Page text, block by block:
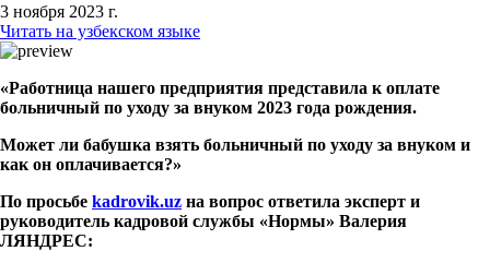
3 ноября 2023 г.
Читать на узбекском языке
«Работница нашего предприятия представила к оплате
больничный по уходу за внуком 2023 года рождения.
Может ли бабушка взять больничный по уходу за внуком и
как он оплачивается?»
По просьбе kadrovik.uz на вопрос ответила эксперт и
руководитель кадровой службы «Нормы» Валерия
ЛЯНДРЕС: